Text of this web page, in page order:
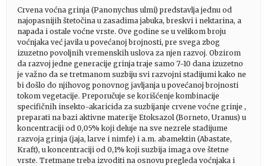
Crvena voćna grinja (Panonychus ulmi) predstavlja jednu od
najopasnijih štetočina u zasadima jabuka, breskvi i nektarina, a
napada i ostale voćne vrste. Ove godine se u velikom broju
voćnjaka već javila u povećanoj brojnosti, pre svega zbog
izuzetno povoljnih vremenskih uslova za njen razvoj. Obzirom
da razvoj jedne generacije grinja traje samo 7-10 dana izuzetno
je važno da se tretmanom suzbiju svi razvojni stadijumi kako ne
bi došlo do njihovog ponovnog javljanja u povećanoj brojnosti
tokom vegetacije. Preporučuje se korišćenje kombinacije
specifičnih insekto-akaricida za suzbijanje crvene voćne grinje ,
preparati na bazi aktivne materije Etoksazol (Borneto, Uranus) u
koncentraciji od 0,05% koji deluje na sve nezrele stadijume
razvoja grinja (jaja, larve i nimfe) i a.m. abamektin (Abastate,
Kraft), u koncentraciji od 0,1% koji suzbija imaga ove štetne
vrste. Tretmane treba izvoditi na osnovu pregleda voćnjaka i